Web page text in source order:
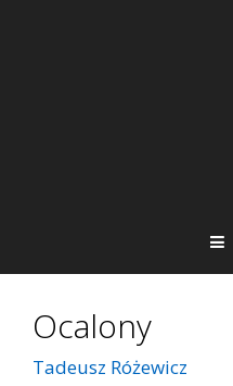
Ocalony
Tadeusz Różewicz